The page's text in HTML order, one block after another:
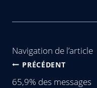
Navigation de l’article
PRÉCÉDENT
65,9% des messages